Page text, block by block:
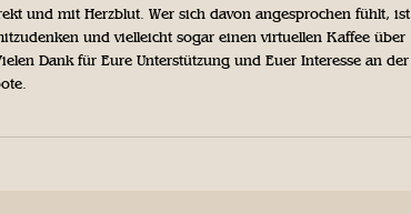
und mit Herzblut. Wer sich davon angesprochen fühlt, ist
und vielleicht sogar einen virtuellen Kaffee über
Dank für Eure Unterstützung und Euer Interesse an der